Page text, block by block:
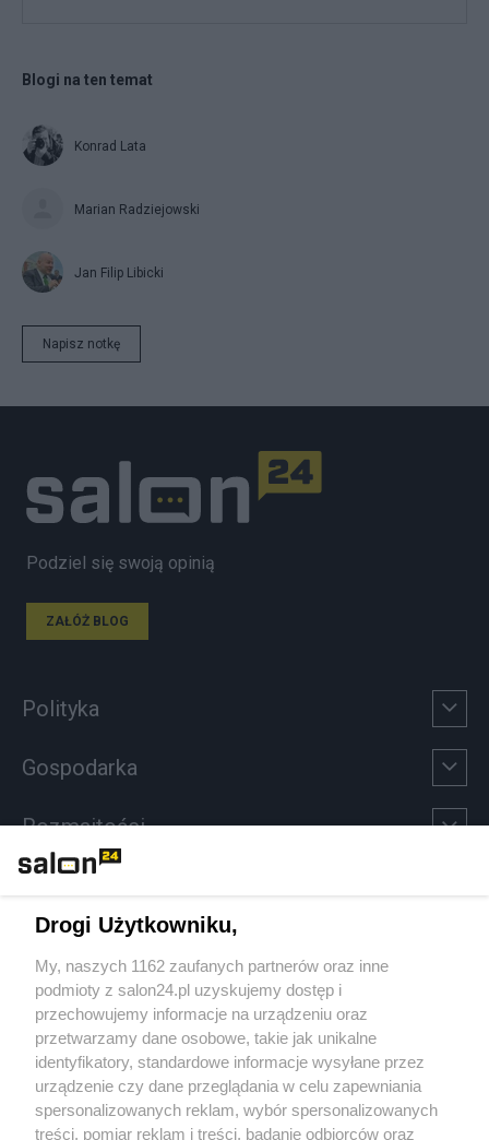
Blogi na ten temat
Konrad Lata
Marian Radziejowski
Jan Filip Libicki
Napisz notkę
Podziel się swoją opinią
ZAŁÓŻ BLOG
Polityka
Gospodarka
Rozmaitości
Sport
Społeczeństwo
Kultura
Drogi Użytkowniku,
My, naszych 1162 zaufanych partnerów oraz inne
podmioty z salon24.pl uzyskujemy dostęp i
przechowujemy informacje na urządzeniu oraz
przetwarzamy dane osobowe, takie jak unikalne
identyfikatory, standardowe informacje wysyłane przez
urządzenie czy dane przeglądania w celu zapewniania
spersonalizowanych reklam, wybór spersonalizowanych
treści, pomiar reklam i treści, badanie odbiorców oraz